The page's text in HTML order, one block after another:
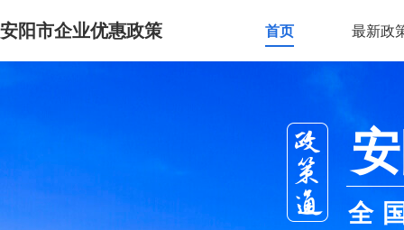
安阳市企业优惠政策 首页 最新政
全